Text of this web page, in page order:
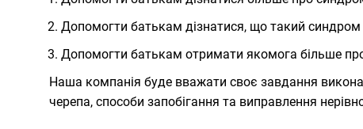
Допомогти батькам дізнатися, що такий синдром
Допомогти батькам отримати якомога більше
Наша компанія буде вважати своє завдання
черепа, способи запобігання та виправлення